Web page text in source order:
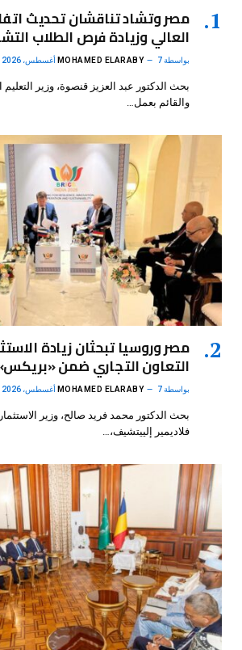
مصر وتشاد تناقشان تحديث
العالي وزيادة فرص الطلاب
بواسطة MOHAMED ELARABY 7 أغسطس، 2026
بحث الدكتور عبد العزيز قنصوة، وزير
والقائم بعمل…
مصر وروسيا تبحثان زيادة
التعاون التجاري ضمن
بواسطة MOHAMED ELARABY 7 أغسطس، 2026
بحث الدكتور محمد فريد صالح، وزير
فلاديمير إلييتشيف،…